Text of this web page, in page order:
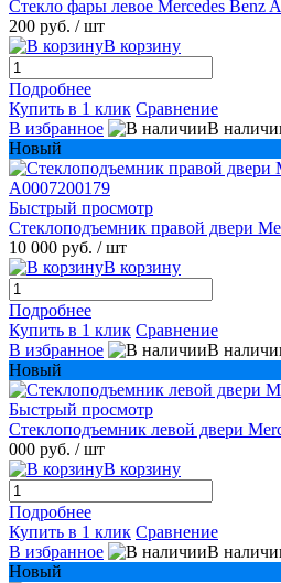
Стекло фары левое Mercedes Benz
200 руб. / шт
В корзину
Подробнее
Купить в 1 клик Сравнение
В избранное
В
Новый
Быстрый просмотр
Стеклоподъемник правой двери
10 000 руб. / шт
В корзину
Подробнее
Купить в 1 клик Сравнение
В избранное
В
Новый
Быстрый просмотр
Стеклоподъемник левой двери
000 руб. / шт
В корзину
Подробнее
Купить в 1 клик Сравнение
В избранное
В
Новый